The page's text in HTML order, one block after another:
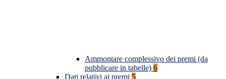
Ammontare complessivo dei premi (da
pubblicare in tabelle) 6
Dati relativi ai premi 5